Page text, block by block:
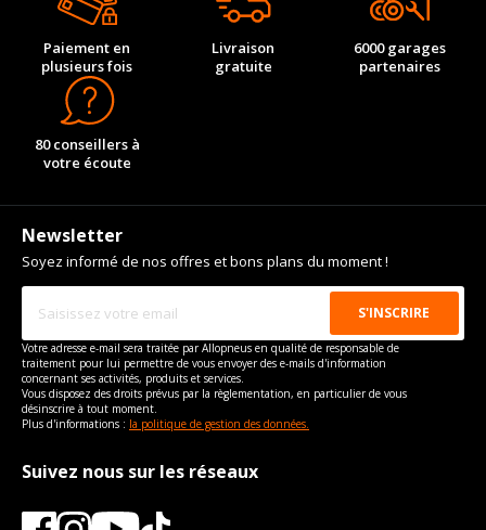
Paiement en
plusieurs fois
Livraison
gratuite
6000 garages
partenaires
80 conseillers à
votre écoute
Newsletter
Soyez informé de nos offres et bons plans du moment !
Votre adresse e-mail sera traitée par Allopneus en qualité de responsable de
traitement pour lui permettre de vous envoyer des e-mails d'information
concernant ses activités, produits et services.
Vous disposez des droits prévus par la règlementation, en particulier de vous
désinscrire à tout moment.
Plus d'informations : la politique de gestion des données.
Suivez nous sur les réseaux